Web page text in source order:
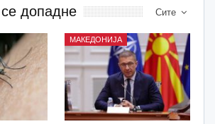
Сите
допадне
МАКЕДОНИЈА